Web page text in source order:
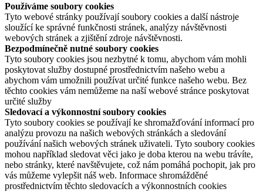
Používáme soubory cookies
Tyto webové stránky používají soubory cookies a další nástroje
sloužící ke správné funkčnosti stránek, analýzy návštěvnosti
webových stránek a zjištění zdroje návštěvnosti.
Bezpodmínečně nutné soubory cookies
Tyto soubory cookies jsou nezbytné k tomu, abychom vám mohli
poskytovat služby dostupné prostřednictvím našeho webu a
abychom vám umožnili používat určité funkce našeho webu. Bez
těchto cookies vám nemůžeme na naší webové stránce poskytovat
určité služby
Sledovací a výkonnostní soubory cookies
Tyto soubory cookies se používají ke shromažďování informací pro
analýzu provozu na našich webových stránkách a sledování
používání našich webových stránek uživateli. Tyto soubory cookies
mohou například sledovat věci jako je doba kterou na webu trávíte,
nebo stránky, které navštěvujete, což nám pomáhá pochopit, jak pro
vás můžeme vylepšit náš web. Informace shromážděné
prostřednictvím těchto sledovacích a výkonnostních cookies